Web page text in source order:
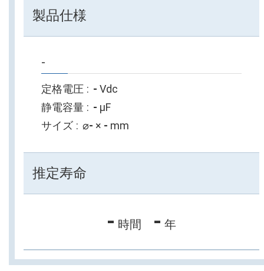
製品仕様
-
定格電圧 - Vdc
静電容量
- µF
サイズ
⌀- × - mm
推定寿命
- 時間 - 年